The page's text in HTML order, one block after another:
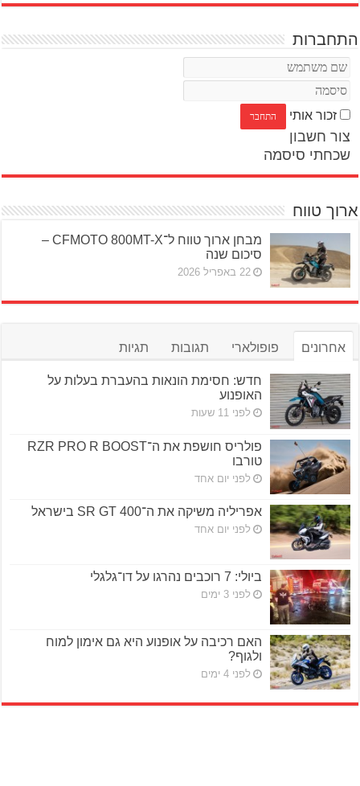
התחברות
זכור אותי
צור חשבון
שכחתי סיסמה
ארוך טווח
מבחן ארוך טווח ל־CFMOTO 800MT-X –
סיכום שנה
22 באפריל 2026
אחרונים פופולארי תגובות תגיות
חדש: חסימת הונאות בהעברת בעלות על
האופנוע
לפני 11 שעות
פולריס חושפת את ה־RZR PRO R BOOST
טורבו
לפני יום אחד
אפריליה משיקה את ה־SR GT 400 בישראל
לפני יום אחד
ביולי: 7 רוכבים נהרגו על דו־גלגלי
לפני 3 ימים
האם רכיבה על אופנוע היא גם אימון למוח
ולגוף?
לפני 4 ימים